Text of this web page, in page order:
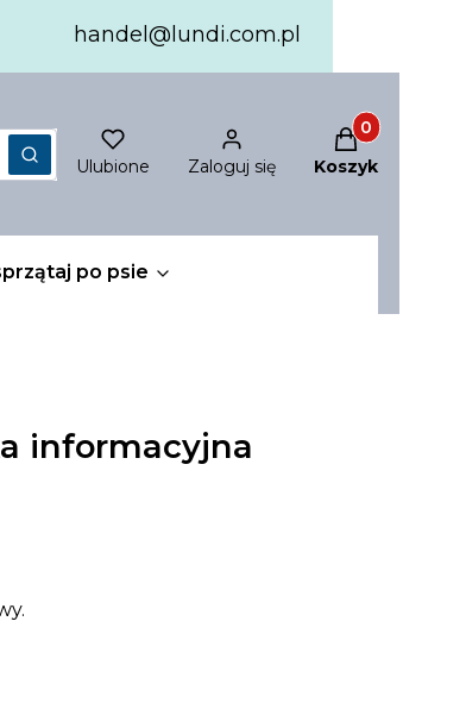
handel@lundi.com.pl
SzukajUlubione Zaloguj się
Produkty w
Koszyk
po psie
informacyjna